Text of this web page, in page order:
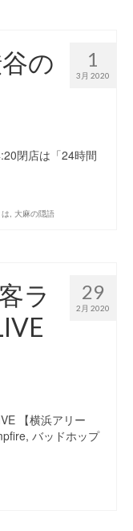
1
3月 2020
の
閉店は「24時間
大麻の隠語
29
2月 2020
ラ
【横浜アリー
バッドホップ